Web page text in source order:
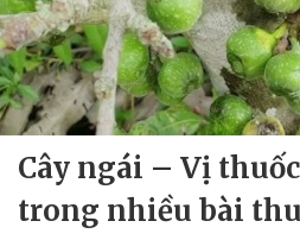
Cây ngái – Vị
trong nhiều bài